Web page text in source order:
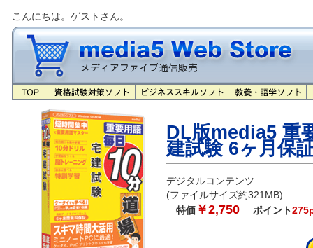
こんにちは。ゲストさん。
DL版media5 重
建試験 6ヶ月保
デジタルコンテンツ
(ファイルサイズ約321MB)
特価 ￥2,750 ポイント